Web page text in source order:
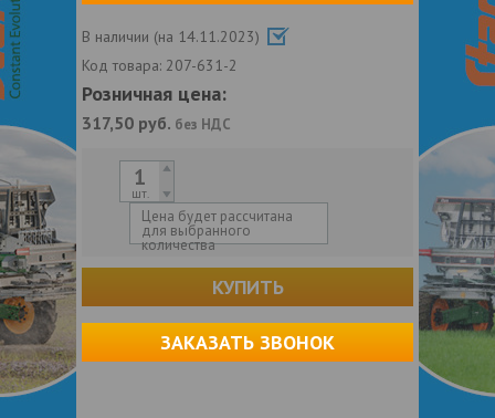
В наличии (на 14.11.2023)
Код товара: 207-631-2
Розничная цена:
317,50 руб. без НДС
шт.
Цена будет рассчитана
для выбранного
количества
КУПИТЬ
ЗАКАЗАТЬ ЗВОНОК